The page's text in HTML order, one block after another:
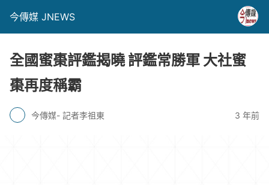
今傳媒 JNEWS
全國蜜棗評鑑揭曉 評鑑常勝軍 大社蜜
棗再度稱霸
今傳媒- 記者李祖東 3 年前